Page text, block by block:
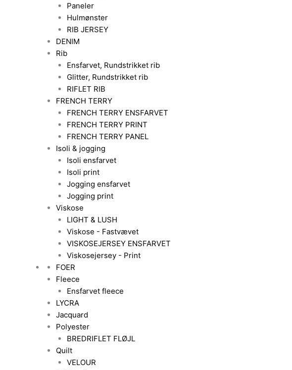
Paneler
Hulmønster
RIB JERSEY
DENIM
Rib
Ensfarvet, Rundstrikket rib
Glitter, Rundstrikket rib
RIFLET RIB
FRENCH TERRY
FRENCH TERRY ENSFARVET
FRENCH TERRY PRINT
FRENCH TERRY PANEL
Isoli & jogging
Isoli ensfarvet
Isoli print
Jogging ensfarvet
Jogging print
Viskose
LIGHT & LUSH
Viskose - Fastvævet
VISKOSEJERSEY ENSFARVET
Viskosejersey - Print
FOER
Fleece
Ensfarvet fleece
LYCRA
Jacquard
Polyester
BREDRIFLET FLØJL
Quilt
VELOUR